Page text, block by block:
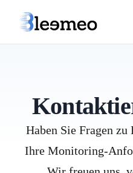
Haben Sie Fragen
Ihre Monitoring-